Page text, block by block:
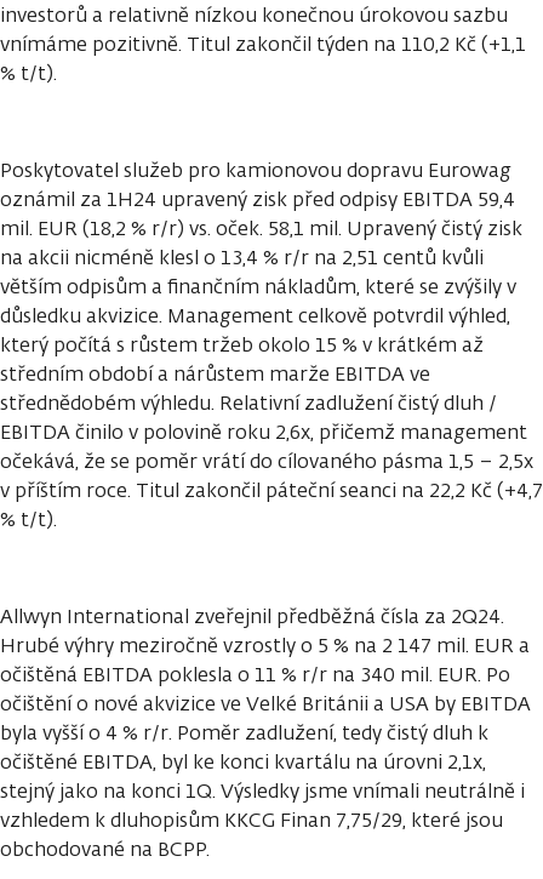
investorů a relativně nízkou konečnou úrokovou sazbu
vnímáme pozitivně. Titul zakončil týden na 110,2 Kč (+1,1
% t/t).
Poskytovatel služeb pro kamionovou dopravu Eurowag
oznámil za 1H24 upravený zisk před odpisy EBITDA 59,4
mil. EUR (18,2 % r/r) vs. oček. 58,1 mil. Upravený čistý zisk
na akcii nicméně klesl o 13,4 % r/r na 2,51 centů kvůli
větším odpisům a finančním nákladům, které se zvýšily v
důsledku akvizice. Management celkově potvrdil výhled,
který počítá s růstem tržeb okolo 15 % v krátkém až
středním období a nárůstem marže EBITDA ve
střednědobém výhledu. Relativní zadlužení čistý dluh /
EBITDA činilo v polovině roku 2,6x, přičemž management
očekává, že se poměr vrátí do cílovaného pásma 1,5 – 2,5x
v příštím roce. Titul zakončil páteční seanci na 22,2 Kč (+4,7
% t/t).
Allwyn International zveřejnil předběžná čísla za 2Q24.
Hrubé výhry meziročně vzrostly o 5 % na 2 147 mil. EUR a
očištěná EBITDA poklesla o 11 % r/r na 340 mil. EUR. Po
očištění o nové akvizice ve Velké Británii a USA by EBITDA
byla vyšší o 4 % r/r. Poměr zadlužení, tedy čistý dluh k
očištěné EBITDA, byl ke konci kvartálu na úrovni 2,1x,
stejný jako na konci 1Q. Výsledky jsme vnímali neutrálně i
vzhledem k dluhopisům KKCG Finan 7,75/29, které jsou
obchodované na BCPP.